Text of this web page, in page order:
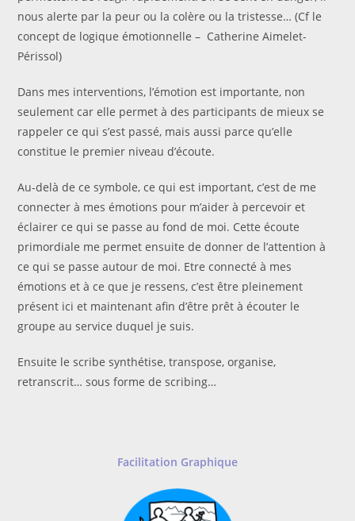
nous alerte par la peur ou la colère ou la tristesse… (Cf le
concept de logique émotionnelle – Catherine Aimelet-
Périssol)
Dans mes interventions, l’émotion est importante, non
seulement car elle permet à des participants de mieux se
rappeler ce qui s’est passé, mais aussi parce qu’elle
constitue le premier niveau d’écoute.
Au-delà de ce symbole, ce qui est important, c’est de me
connecter à mes émotions pour m’aider à percevoir et
éclairer ce qui se passe au fond de moi. Cette écoute
primordiale me permet ensuite de donner de l’attention à
ce qui se passe autour de moi. Etre connecté à mes
émotions et à ce que je ressens, c’est être pleinement
présent ici et maintenant afin d’être prêt à écouter le
groupe au service duquel je suis.
Ensuite le scribe synthétise, transpose, organise,
retranscrit… sous forme de scribing…
Facilitation Graphique